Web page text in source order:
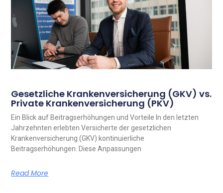
Gesetzliche Krankenversicherung (GKV) vs.
Private Krankenversicherung (PKV)
Ein Blick auf Beitragserhöhungen und Vorteile In den letzten
Jahrzehnten erlebten Versicherte der gesetzlichen
Krankenversicherung (GKV) kontinuierliche
Beitragserhöhungen. Diese Anpassungen
Read More